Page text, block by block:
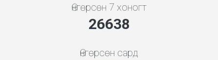
Өнгөрсөн 7 хоногт
28687
Өнгөрсөн сард